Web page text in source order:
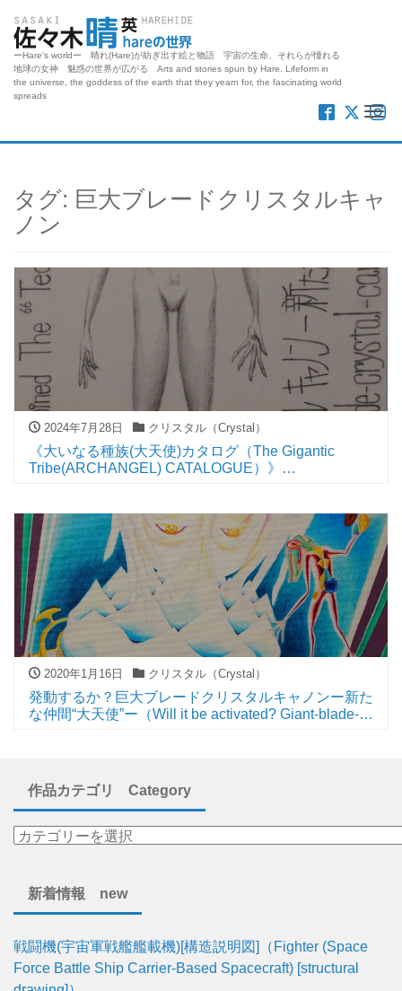
ーHare's worldー 晴れ(Hare)が紡ぎ出す絵と物語 宇宙の生命、それらが憧れる
地球の女神 魅惑の世界が広がる Arts and stories spun by Hare. Lifeform in
the universe, the goddess of the earth that they yearn for, the fascinating world
spreads
タグ: 巨大ブレードクリスタルキャ
ノン
2024年7月28日 クリスタル（Crystal）
《大いなる種族(大天使)カタログ（The Gigantic
Tribe(ARCHANGEL) CATALOGUE）》
crystal-cannonーNew comrade “Archangel”ー)
2020年1月16日 クリスタル（Crystal）
発動するか？巨大ブレードクリスタルキャノンー新た
な仲間“大天使”ー（Will it be activated? Giant-blade-
作品カテゴリ Category
新着情報 new
戦闘機(宇宙軍戦艦艦載機)[構造説明図]（Fighter (Space
Force Battle Ship Carrier-Based Spacecraft) [structural